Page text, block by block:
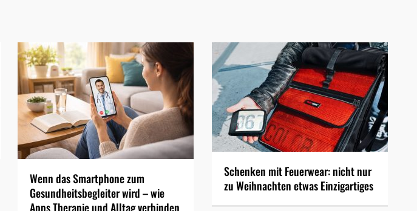
Wenn das Smartphone zum
Gesundheitsbegleiter wird – wie
Apps Therapie und Alltag verbinden
Schenken mit Feuerwear: nicht nur
zu Weihnachten etwas Einzigartiges